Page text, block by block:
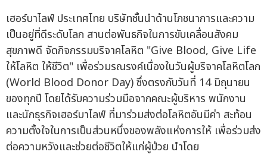
เฮอร์บาไลฟ์ ประเทศไทย บริษัทชั้นนำด้านโภชนาการและความ
เป็นอยู่ที่ดีระดับโลก สานต่อพันธกิจในการขับเคลื่อนสังคม
สุขภาพดี จัดกิจกรรมบริจาคโลหิต "Give Blood, Give Life
ให้โลหิต ให้ชีวิต" เพื่อร่วมรณรงค์เนื่องในวันผู้บริจาคโลหิตโลก
(World Blood Donor Day) ซึ่งตรงกับวันที่ 14 มิถุนายน
ของทุกปี โดยได้รับความร่วมมือจากคณะผู้บริหาร พนักงาน
และนักธุรกิจเฮอร์บาไลฟ์ ที่มาร่วมส่งต่อโลหิตอันมีค่า สะท้อน
ความตั้งใจในการเป็นส่วนหนึ่งของพลังแห่งการให้ เพื่อร่วมส่ง
ต่อความหวังและช่วยต่อชีวิตให้แก่ผู้ป่วย นำโดย